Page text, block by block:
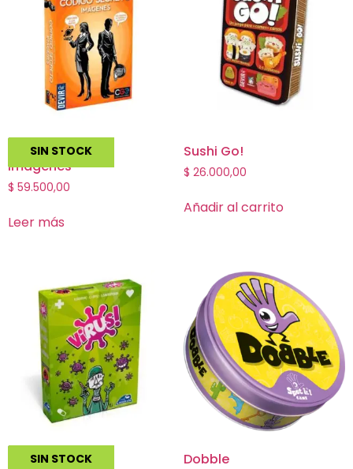
SIN STOCK
Codigo Secreto
Imagenes
$ 59.500,00
Leer más
Sushi Go!
$ 26.000,00
Añadir al carrito
SIN STOCK
Virus! Dobble